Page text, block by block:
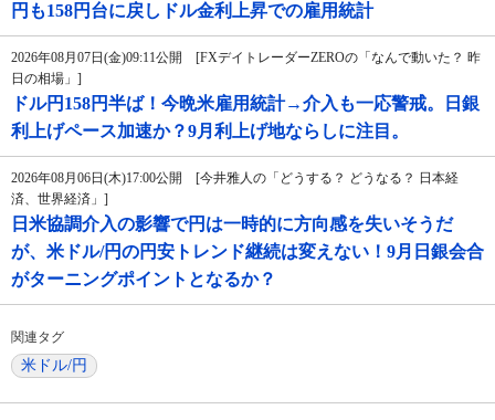
円も158円台に戻しドル金利上昇での雇用統計
2026年08月07日(金)09:11公開 [FXデイトレーダーZEROの「なんで動いた？ 昨
日の相場」]
ドル円158円半ば！今晩米雇用統計→介入も一応警戒。日銀
利上げペース加速か？9月利上げ地ならしに注目。
2026年08月06日(木)17:00公開 [今井雅人の「どうする？ どうなる？ 日本経
済、世界経済」]
日米協調介入の影響で円は一時的に方向感を失いそうだ
が、米ドル/円の円安トレンド継続は変えない！9月日銀会合
がターニングポイントとなるか？
関連タグ
米ドル/円